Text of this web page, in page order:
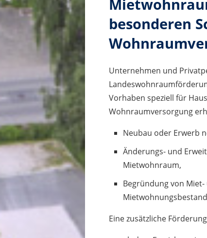
besonderen
Unternehmen und
Vorhaben speziell für
Wohnraumversorgung
Neubau oder Erwerb
Änderungs- und
Mietwohnraum,
Begründung von
Eine zusätzliche